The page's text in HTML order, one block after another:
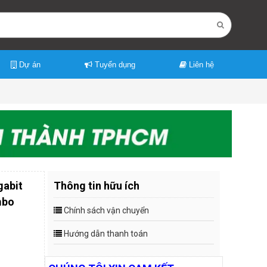
Dự án Tuyển dụng Liên hệ
Thông tin hữu ích
Chính sách vận chuyển
Hướng dẫn thanh toán